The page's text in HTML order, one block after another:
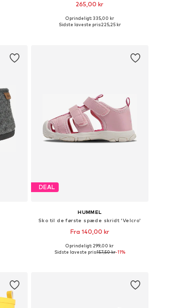
265,00 kr
Fås i mange størrelser
Oprindeligt: 335,00 kr
Sidste laveste pris:225,25 kr
DEAL
HUMMEL
Sko til de første spæde skridt 'Velcro'
Fra 140,00 kr
+5
Fås i mange størrelser
Oprindeligt: 299,00 kr
Sidste laveste pris:157,50 kr-11%